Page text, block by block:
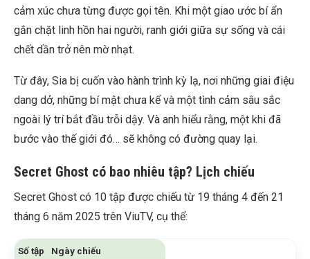
cảm xúc chưa từng được gọi tên. Khi một giao ước bí ẩn
gắn chặt linh hồn hai người, ranh giới giữa sự sống và cái
chết dần trở nên mờ nhạt.
Từ đây, Sia bị cuốn vào hành trình kỳ lạ, nơi những giai điệu
dang dở, những bí mật chưa kể và một tình cảm sâu sắc
ngoài lý trí bắt đầu trỗi dậy. Và anh hiểu rằng, một khi đã
bước vào thế giới đó… sẽ không có đường quay lại.
Secret Ghost có bao nhiêu tập? Lịch chiếu
Secret Ghost có 10 tập được chiếu từ 19 tháng 4 đến 21
tháng 6 năm 2025 trên ViuTV, cụ thể:
Số tập Ngày chiếu